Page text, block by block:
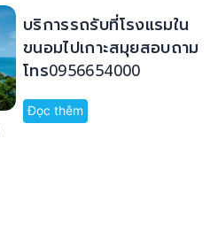
บริการรถรับที่โรงแรมใน
ขนอมไปเกาะสมุยสอบถาม
โทร0956654000
Đọc thêm